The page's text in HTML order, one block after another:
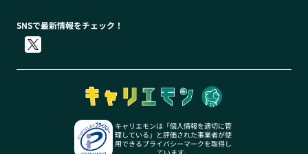
SNSで最新情報をチェック！
キャリエモンは「個人情報を適切に管
理している」と評価された事業者が使
用できるプライバシーマークを取得し